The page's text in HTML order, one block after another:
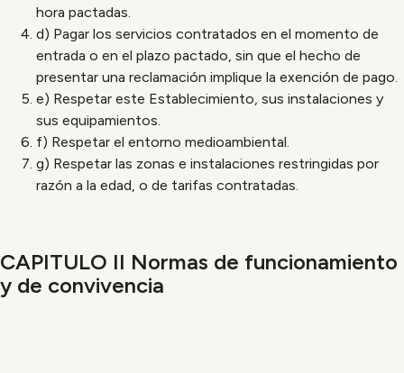
hora pactadas.
d) Pagar los servicios contratados en el momento de
entrada o en el plazo pactado, sin que el hecho de
presentar una reclamación implique la exención de pago.
e) Respetar este Establecimiento, sus instalaciones y
sus equipamientos.
f) Respetar el entorno medioambiental.
g) Respetar las zonas e instalaciones restringidas por
razón a la edad, o de tarifas contratadas.
CAPITULO II Normas de funcionamiento
y de convivencia